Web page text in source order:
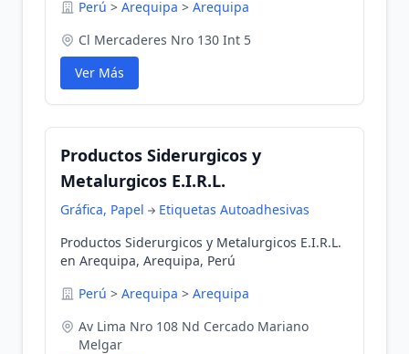
Perú > Arequipa > Arequipa
Cl Mercaderes Nro 130 Int 5
Ver Más
Productos Siderurgicos y
Metalurgicos E.I.R.L.
Gráfica, Papel
Etiquetas Autoadhesivas
Productos Siderurgicos y Metalurgicos E.I.R.L.
en Arequipa, Arequipa, Perú
Perú > Arequipa > Arequipa
Av Lima Nro 108 Nd Cercado Mariano
Melgar